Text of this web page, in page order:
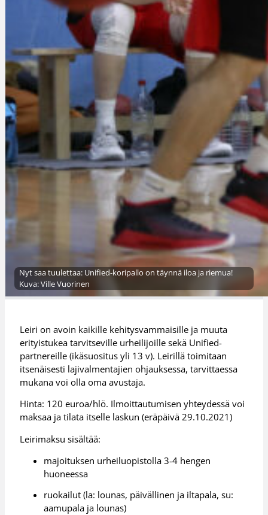
Nyt saa tuulettaa: Unified-koripallo on täynnä iloa ja riemua!
Kuva: Ville Vuorinen
Leiri on avoin kaikille kehitysvammaisille ja muuta
erityistukea tarvitseville urheilijoille sekä Unified-
partnereille (ikäsuositus yli 13 v). Leirillä toimitaan
itsenäisesti lajivalmentajien ohjauksessa, tarvittaessa
mukana voi olla oma avustaja.
Hinta: 120 euroa/hlö. Ilmoittautumisen yhteydessä voi
maksaa ja tilata itselle laskun (eräpäivä 29.10.2021)
Leirimaksu sisältää:
majoituksen urheiluopistolla 3-4 hengen
huoneessa
ruokailut (la: lounas, päivällinen ja iltapala, su:
aamupala ja lounas)